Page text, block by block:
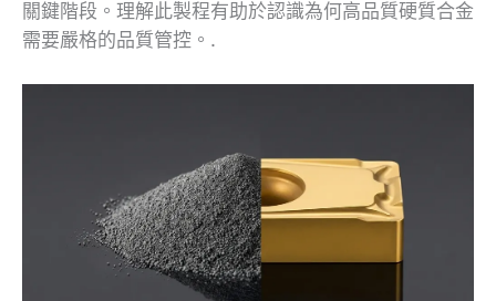
關鍵階段。理解此製程有助於認識為何高品質硬質合金
需要嚴格的品質管控。.